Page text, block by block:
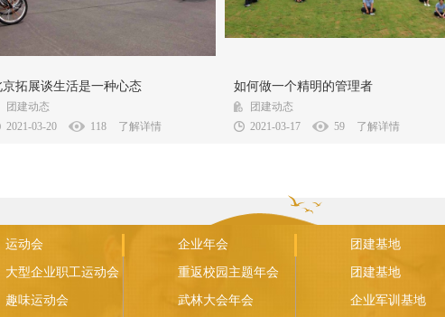
们的生活中需要有一个好的心态，好的心
以使我们生活充满着希望与朝气，忘掉烦...
京拓展谈生活是一种心态
团建动态
2021-03-20
118 了解详情
管理者的艺术在于不断的开拓和贴合的应用。
倍力 北京拓展 培训的阅读天地中就有这么...
如何做一个精明的管理者
团建动态
2021-03-17
59 了解详情
运动会
大型企业职工运动会
趣味运动会
企业年会
重返校园主题年会
武林大会年会
团建基地
团建基地
企业军训基地